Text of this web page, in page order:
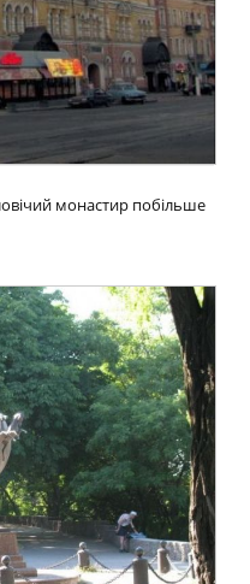
монастир побільше